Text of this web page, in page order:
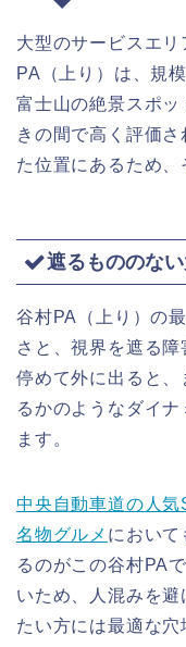
大型のサービスエ
PA（上り）は、規
富士山の絶景スポ
きの間で高く評価
た位置にあるため、
遮るもののな
谷村PA（上り）の
さと、視界を遮る
停めて外に出ると、
るかのようなダイ
ます。
中央自動車道の人
名物グルメ において
るのがこの谷村PA
いため、人混みを
たい方には最適な穴